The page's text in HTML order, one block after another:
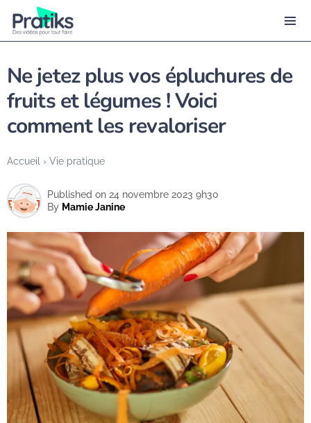
Accueil › Vie pratique
Ne jetez plus vos épluchures de
fruits et légumes ! Voici
comment les revaloriser
By Mamie Janine
Published on 24 novembre 2023 9h30